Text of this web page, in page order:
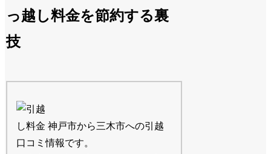
っ越し料金を節約する裏
技
神戸市から三木市への引越
口コミ情報です。